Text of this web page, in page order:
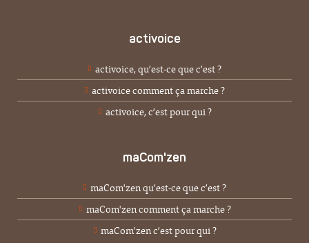
activoice
activoice, qu’est-ce que c’est ?
activoice comment ça marche ?
activoice, c’est pour qui ?
maCom'zen
maCom'zen qu’est-ce que c’est ?
maCom'zen comment ça marche ?
maCom'zen c’est pour qui ?